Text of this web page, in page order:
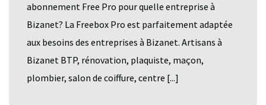
abonnement Free Pro pour quelle entreprise à
Bizanet? La Freebox Pro est parfaitement adaptée
aux besoins des entreprises à Bizanet. Artisans à
Bizanet BTP, rénovation, plaquiste, maçon,
plombier, salon de coiffure, centre [...]